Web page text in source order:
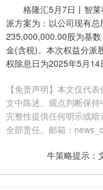
格隆汇5月7日丨智
派方案为：以公司现有
235,000,000.00股为基
金(含税)。本次权益分派
权除息日为2025年5月14
【免责声明】本文仅代
文中陈述、观点判断保
完整性提供任何明示或
全部责任。邮箱：
牛策略提示：